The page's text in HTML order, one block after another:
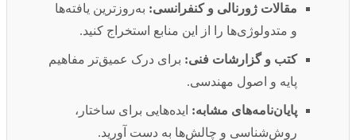
مقالات ژورنالی و کنفرانسی: به‌روزترین یافته‌ها
و متدولوژی‌ها را از این منابع استخراج کنید.
کتب و گزارشات فنی: برای درک عمیق‌تر مفاهیم
پایه و اصول مهندسی.
پایان‌نامه‌های مشابه: ایده‌هایی برای ساختار،
روش‌شناسی و چالش‌ها به دست آورید.